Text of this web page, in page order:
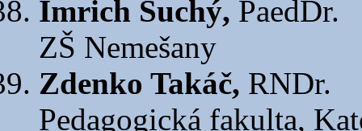
Imrich Suchý, PaedDr.
ZŠ Nemešany
Zdenko Takáč, RNDr.
Pedagogická fakulta,